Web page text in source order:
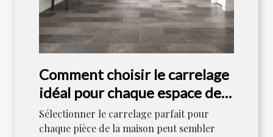
Comment choisir le carrelage
idéal pour chaque espace de
votre maison ?
Sélectionner le carrelage parfait pour
chaque pièce de la maison peut sembler